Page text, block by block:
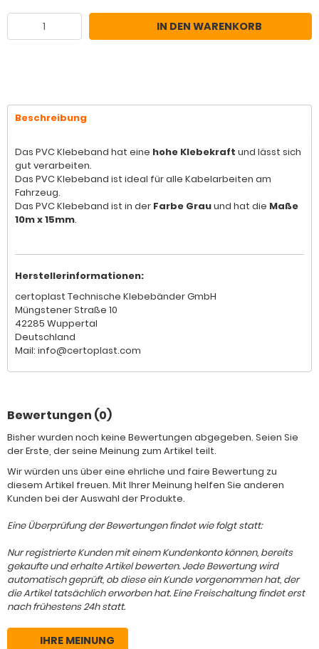
IN DEN WARENKORB
Beschreibung
Das PVC Klebeband hat eine hohe Klebekraft und lässt sich
gut verarbeiten.
Das PVC Klebeband ist ideal für alle Kabelarbeiten am
Fahrzeug.
Das PVC Klebeband ist in der Farbe Grauund hat die Maße
10m x 15mm.
Herstellerinformationen:
certoplast Technische Klebebänder GmbH
Müngstener Straße 10
42285 Wuppertal
Deutschland
Mail: info@certoplast.com
Bewertungen (0)
Bisher wurden noch keine Bewertungen abgegeben. Seien Sie
der Erste, der seine Meinung zum Artikel teilt.
Wir würden uns über eine ehrliche und faire Bewertung zu
diesem Artikel freuen. Mit Ihrer Meinung helfen Sie anderen
Kunden bei der Auswahl der Produkte.
Eine Überprüfung der Bewertungen findet wie folgt statt:
Nur registrierte Kunden mit einem Kundenkonto können, bereits
gekaufte und erhalte Artikel bewerten. Jede Bewertung wird
automatisch geprüft, ob diese ein Kunde vorgenommen hat, der
die Artikel tatsächlich erworben hat. Eine Freischaltung findet erst
nach frühestens 24h statt.
IHRE MEINUNG